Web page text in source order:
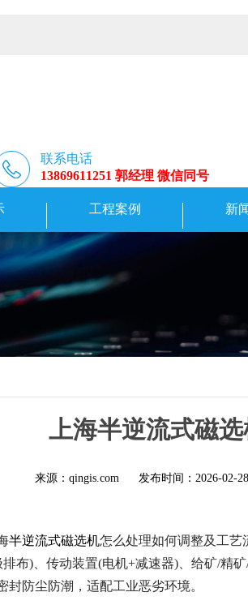
联系电话
13869611251 郭经理 微信同号
工程案例 新
上海半逆流式磁选
来源：qingis.com 发布时间： 2026-02-
半逆流式磁选机怎么处理如何调整及工艺
布)、传动装置(电机+减速器)、给矿/精
防尘防潮，适配工业恶劣环境。